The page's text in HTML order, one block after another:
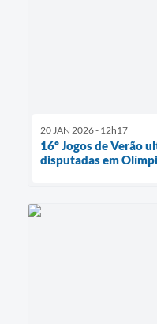
20 JAN 2026 - 12h17
16º Jogos de Verão
disputadas em